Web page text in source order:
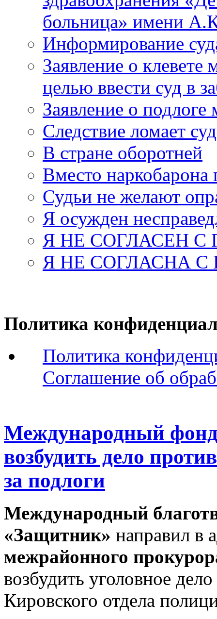
больница» имени
Информирование
Заявление о клевете
целью ввести суд в
Заявление о
Следствие ломает
В стране оборотней
Вместо
Судьи не желают
Я осужден
Я НЕ СОГЛАСЕН
Я НЕ СОГЛАСНА
Политика
Политика
Соглашение об
Международный
возбудить дело
за подлоги
Международный
«Защитник» направил в
межрайонного
возбудить уголовное
Кировского отдела